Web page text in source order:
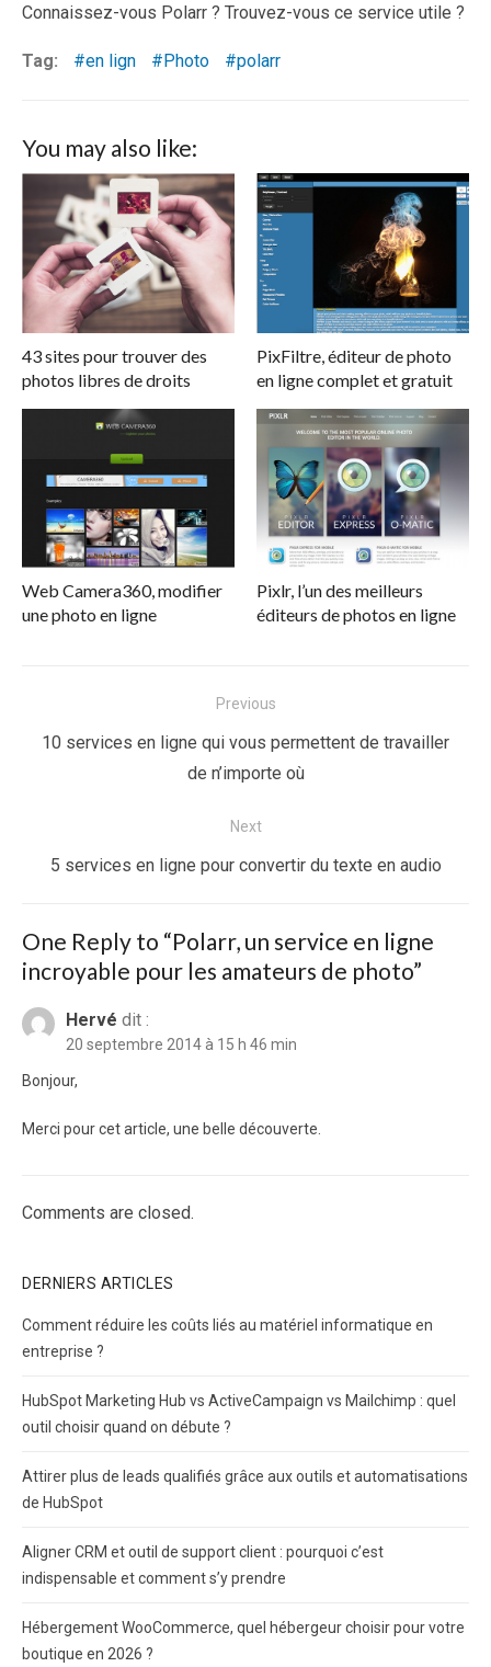
Connaissez-vous Polarr ? Trouvez-vous ce service utile ?
Tag: en lign Photo polarr
You may also like:
43 sites pour trouver des
photos libres de droits
PixFiltre, éditeur de photo
en ligne complet et gratuit
Web Camera360, modifier
une photo en ligne
Pixlr, l’un des meilleurs
éditeurs de photos en ligne
de
Previous
Previous
10 services en ligne qui vous permettent de travailler
de n’importe où
Next
Next
5 services en ligne pour convertir du texte en audio
One Reply to “Polarr, un service en ligne
incroyable pour les amateurs de photo”
Hervé dit :
20 septembre 2014 à 15 h 46 min
Bonjour,
Merci pour cet article, une belle découverte.
Comments are closed.
DERNIERS ARTICLES
Comment réduire les coûts liés au matériel informatique en
entreprise ?
HubSpot Marketing Hub vs ActiveCampaign vs Mailchimp : quel
outil choisir quand on débute ?
Attirer plus de leads qualifiés grâce aux outils et automatisations
de HubSpot
Aligner CRM et outil de support client : pourquoi c’est
indispensable et comment s’y prendre
Hébergement WooCommerce, quel hébergeur choisir pour votre
boutique en 2026 ?